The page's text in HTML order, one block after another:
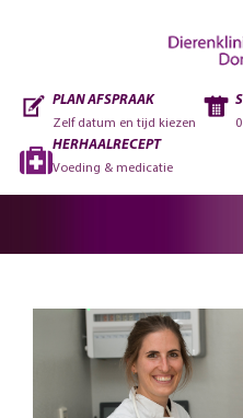
PLAN AFSPRAAK
Zelf datum en tijd kiezen
HERHAALRECEPT
Voeding & medicatie